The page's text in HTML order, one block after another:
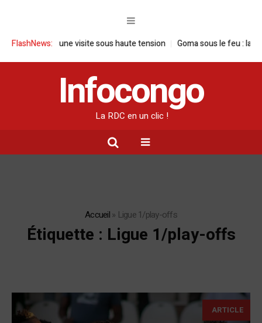
FlashNews:
: une visite sous haute tension Goma sous le feu : la situation
Infocongo
La RDC en un clic !
Accueil» Ligue 1/play-offs
Étiquette : Ligue 1/play-offs
ARTICLE